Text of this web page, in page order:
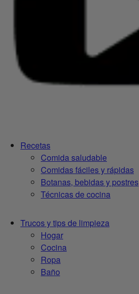
Recetas
Comida saludable
Comidas fáciles y rápidas
Botanas, bebidas y postres
Técnicas de cocina
Trucos y tips de limpieza
Hogar
Cocina
Ropa
Baño